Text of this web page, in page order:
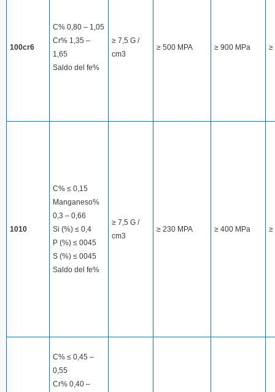
100cr6
C% 0,80 – 1,05
Cr% 1,35 –
1,65
Saldo del fe%
≥ 7,5 G /
cm3
≥ 500 MPA ≥ 900 MPa ≥
1010
C% ≤ 0,15
Manganeso%
0,3 – 0,66
Si (%) ≤ 0,4
P (%) ≤ 0045
S (%) ≤ 0045
Saldo del fe%
≥ 7,5 G /
cm3
≥ 230 MPA ≥ 400 MPa ≥
C% ≤ 0,45 –
0,55
Cr% 0,40 –